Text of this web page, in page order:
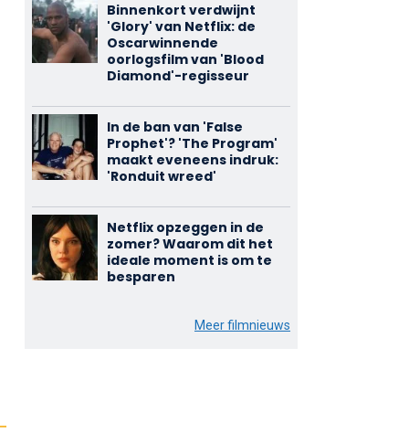
Binnenkort verdwijnt
'Glory' van Netflix: de
Oscarwinnende
oorlogsfilm van 'Blood
Diamond'-regisseur
In de ban van 'False
Prophet'? 'The Program'
maakt eveneens indruk:
'Ronduit wreed'
Netflix opzeggen in de
zomer? Waarom dit het
ideale moment is om te
besparen
Meer filmnieuws